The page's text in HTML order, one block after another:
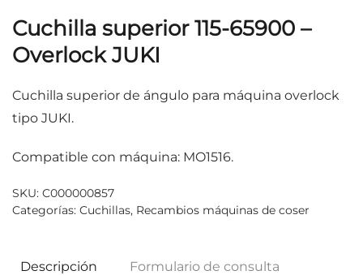
Cuchilla superior 115-65900 –
Overlock JUKI
Cuchilla superior de ángulo para máquina overlock
tipo JUKI.
Compatible con máquina: MO1516.
SKU: C000000857
Categorías: Cuchillas, Recambios máquinas de coser
Descripción Formulario de consulta